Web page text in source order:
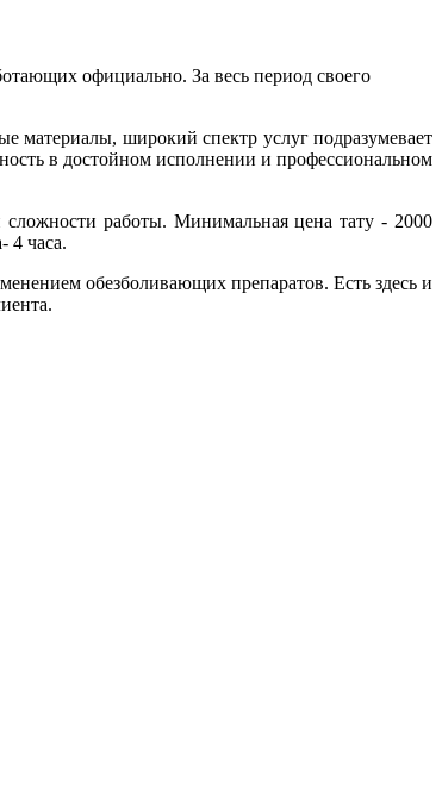
официально. За весь период своего
материалы, широкий спектр услуг подразумевает
в достойном исполнении и профессиональном
сложности работы. Минимальная цена тату - 2000
4 часа.
обезболивающих препаратов. Есть здесь и